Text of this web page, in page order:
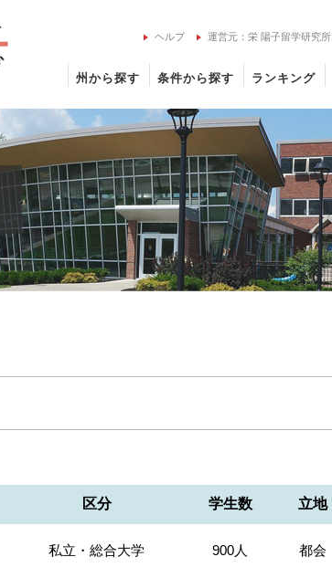
ヘルプ 運営元：栄 陽子留学研究所
州から探す 条件から探す ランキング
区分 学生数 立地
私立・総合大学 900人 都会